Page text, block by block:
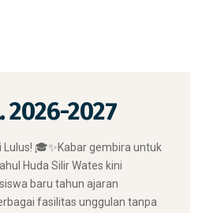
2026-2027
Lulus! 🎓✨ ​Kabar gembira untuk
Huda Silir Wates kini
baru tahun ajaran
fasilitas unggulan tanpa